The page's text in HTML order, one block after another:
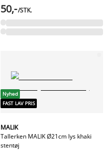
50,-/STK.
Nyhed
FAST LAV PRIS
MALIK
Tallerken MALIK Ø21cm lys khaki
stentøj